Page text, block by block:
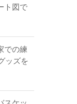
ト図で
での練
ッズを